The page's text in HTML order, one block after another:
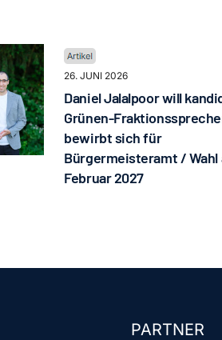
26. JUNI 2026
Daniel Jalalpoor will
Grünen-
bewirbt sich für
Bürgermeisteramt / Wahl
Februar 2027
PARTNER